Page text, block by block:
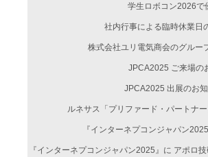
学生ロボコン2026で
社内行事による臨時休業日
株式会社ユリ電気商会のグルー
JPCA2025 ご来場の
JPCA2025 出展のお
ルネサス「プリファード・パートナ
『インターネプコンジャパン
『インターネプコンジャパン2025』に アポロ